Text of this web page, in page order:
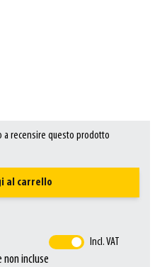
a recensire questo prodotto
al carrello
non incluse
Incl. VAT